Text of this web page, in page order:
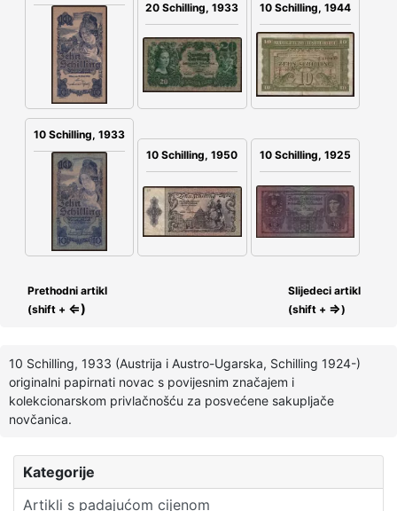
Kategorije
Artikli s padajućom cijenom
20 Schilling, 1933
10 Schilling, 1944
10 Schilling, 1933
10 Schilling, 1950
10 Schilling, 1925
Prethodni artikl
(shift + ⇐)
Slijedeci artikl
(shift + ⇒)
10 Schilling, 1933 (Austrija i Austro-Ugarska, Schilling 1924-)
originalni papirnati novac s povijesnim značajem i
kolekcionarskom privlačnošću za posvećene sakupljače
novčanica.